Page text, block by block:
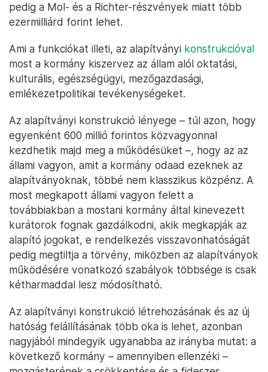
pedig a Mol- és a Richter-részvények miatt több
ezermilliárd forint lehet.
Ami a funkciókat illeti, az alapítványi konstrukcióval
most a kormány kiszervez az állam alól oktatási,
kulturális, egészségügyi, mezőgazdasági,
emlékezetpolitikai tevékenységeket.
Az alapítványi konstrukció lényege – túl azon, hogy
egyenként 600 millió forintos közvagyonnal
kezdhetik majd meg a működésüket –, hogy az az
állami vagyon, amit a kormány odaad ezeknek az
alapítványoknak, többé nem klasszikus közpénz. A
most megkapott állami vagyon felett a
továbbiakban a mostani kormány által kinevezett
kurátorok fognak gazdálkodni, akik megkapják az
alapító jogokat, e rendelkezés visszavonhatóságát
pedig megtiltja a törvény, miközben az alapítványok
működésére vonatkozó szabályok többsége is csak
kétharmaddal lesz módosítható.
Az alapítványi konstrukció létrehozásának és az új
hatóság felállításának több oka is lehet, azonban
nagyjából mindegyik ugyanabba az irányba mutat: a
következő kormány – amennyiben ellenzéki –